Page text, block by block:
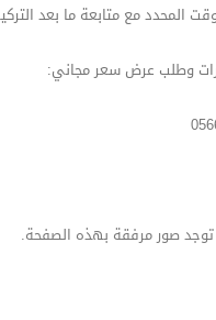
المحدد مع متابعة ما بعد
وطلب عرض سعر مجاني:
توجد صور مرفقة بهذه الصفحة.